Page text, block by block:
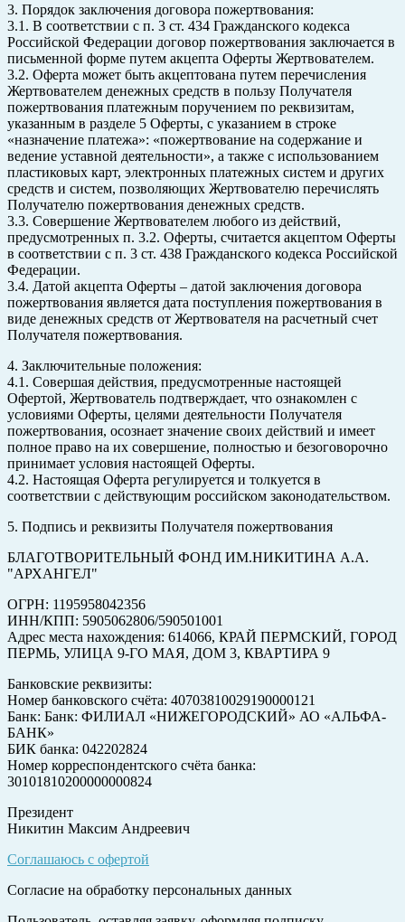
3. Порядок заключения договора пожертвования:
3.1. В соответствии с п. 3 ст. 434 Гражданского кодекса
Российской Федерации договор пожертвования заключается в
письменной форме путем акцепта Оферты Жертвователем.
3.2. Оферта может быть акцептована путем перечисления
Жертвователем денежных средств в пользу Получателя
пожертвования платежным поручением по реквизитам,
указанным в разделе 5 Оферты, с указанием в строке
«назначение платежа»: «пожертвование на содержание и
ведение уставной деятельности», а также с использованием
пластиковых карт, электронных платежных систем и других
средств и систем, позволяющих Жертвователю перечислять
Получателю пожертвования денежных средств.
3.3. Совершение Жертвователем любого из действий,
предусмотренных п. 3.2. Оферты, считается акцептом Оферты
в соответствии с п. 3 ст. 438 Гражданского кодекса Российской
Федерации.
3.4. Датой акцепта Оферты – датой заключения договора
пожертвования является дата поступления пожертвования в
виде денежных средств от Жертвователя на расчетный счет
Получателя пожертвования.
4. Заключительные положения:
4.1. Совершая действия, предусмотренные настоящей
Офертой, Жертвователь подтверждает, что ознакомлен с
условиями Оферты, целями деятельности Получателя
пожертвования, осознает значение своих действий и имеет
полное право на их совершение, полностью и безоговорочно
принимает условия настоящей Оферты.
4.2. Настоящая Оферта регулируется и толкуется в
соответствии с действующим российском законодательством.
5. Подпись и реквизиты Получателя пожертвования
БЛАГОТВОРИТЕЛЬНЫЙ ФОНД ИМ.НИКИТИНА А.А.
"АРХАНГЕЛ"
ОГРН: 1195958042356
ИНН/КПП: 5905062806/590501001
Адрес места нахождения: 614066, КРАЙ ПЕРМСКИЙ, ГОРОД
ПЕРМЬ, УЛИЦА 9-ГО МАЯ, ДОМ 3, КВАРТИРА 9
Банковские реквизиты:
Номер банковского счёта: 40703810029190000121
Банк: Банк: ФИЛИАЛ «НИЖЕГОРОДСКИЙ» АО «АЛЬФА-
БАНК»
БИК банка: 042202824
Номер корреспондентского счёта банка:
30101810200000000824
Президент
Никитин Максим Андреевич
Соглашаюсь с офертой
Согласие на обработку персональных данных